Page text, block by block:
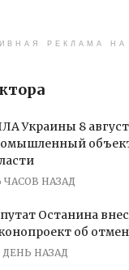
РЕКЛАМА НА
Украины 8
ЧАСОВ НАЗАД
Останина
об
ДЕНЬ НАЗАД